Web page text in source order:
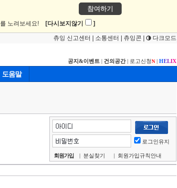
참여하기
를 노려보세요! [다시보지않기 ]
츄잉 신고센터 소통센터 츄잉콘 다크모드
공지&이벤트 | 건의공간| 로고신청N | HELIX
도움말
로그인유지
회원가입 | 분실찾기 | 회원가입규칙안내